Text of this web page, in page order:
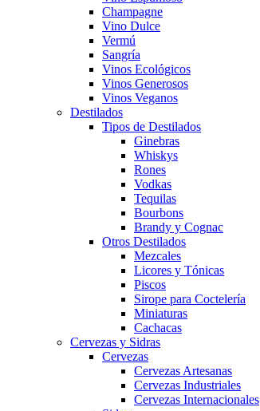
Champagne
Vino Dulce
Vermú
Sangría
Vinos Ecológicos
Vinos Generosos
Vinos Veganos
Destilados
Tipos de Destilados
Ginebras
Whiskys
Rones
Vodkas
Tequilas
Bourbons
Brandy y Cognac
Otros Destilados
Mezcales
Licores y Tónicas
Piscos
Sirope para Coctelería
Miniaturas
Cachacas
Cervezas y Sidras
Cervezas
Cervezas Artesanas
Cervezas Industriales
Cervezas Internacionales